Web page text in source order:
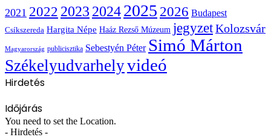
2021 2022 2023 20242025 2026 Budapest
Csíkszereda Hargita Népe Haáz Rezső Múzeum jegyzetKolozsvár
Magyarország publicisztika Sebestyén Péter Simó Márton
Székelyudvarhelyvideó
Hirdetés
Időjárás
You need to set the Location.
- Hirdetés -